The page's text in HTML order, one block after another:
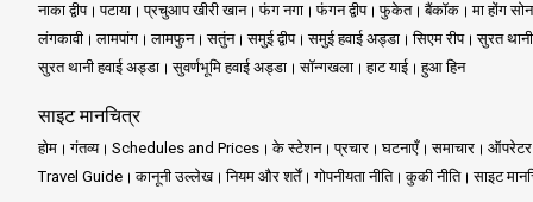
मनमोहक सुंदरता को अपने दिल में
फी फी क्रूजर के साथ एक दिन की
हरे-भरे वनस्पतियों और सफेद रेत के
मिलते हैं, तो आप उनकी हरकतों को
नाका द्वीप
पटाया प्रचुआप खीरी खान फंग नगा फंगन द्वीप फुकेत बैंकॉक मा होंग सोन
लंगकावी
लामपांग लामफुन सतुंन समुई द्वीप समुई हवाई अड्डा सिएम रीप सुरत थानी
सुरत थानी हवाई अड्डा
सुवर्णभूमि हवाई अड्डा सॉन्गखला हाट याई हुआ हिन
साइट मानचित्र
होम गंतव्य Schedules and Prices के स्टेशन प्रचार घटनाएँ समाचार ऑपरेटर
Travel Guide
कानूनी उल्लेख नियम और शर्तें गोपनीयता नीति कुकी नीति साइट